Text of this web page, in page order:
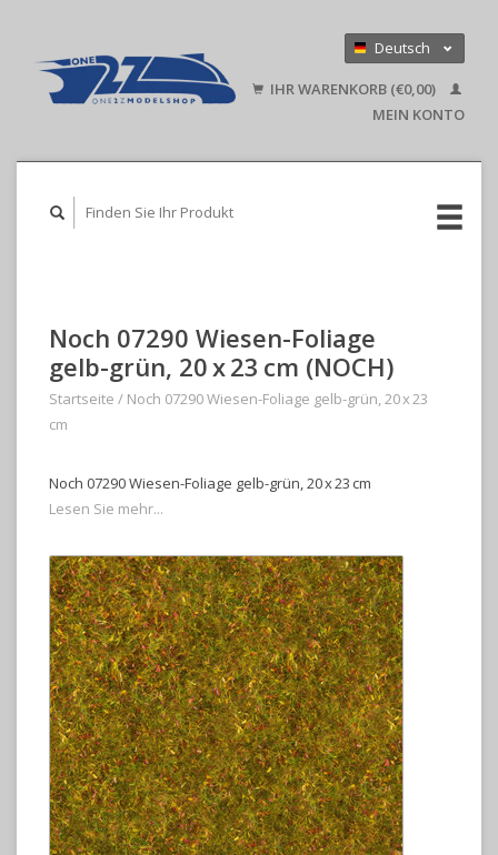
Deutsch
English
IHR WARENKORB (€0,00)
MEIN KONTO
Noch 07290 Wiesen-Foliage
gelb-grün, 20 x 23 cm (NOCH)
Startseite / Noch 07290 Wiesen-Foliage gelb-grün, 20 x 23
cm
Noch 07290 Wiesen-Foliage gelb-grün, 20 x 23 cm
Lesen Sie mehr...